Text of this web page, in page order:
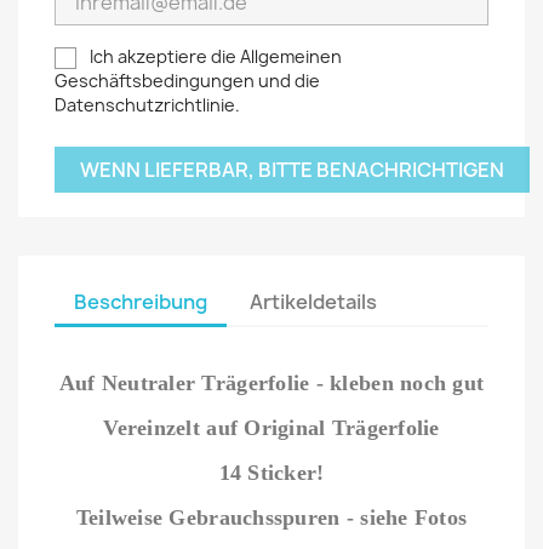
Ich akzeptiere die Allgemeinen
Geschäftsbedingungen und die
Datenschutzrichtlinie.
WENN LIEFERBAR, BITTE BENACHRICHTIGEN
Beschreibung Artikeldetails
Auf Neutraler Trägerfolie - kleben noch gut
Vereinzelt auf Original Trägerfolie
14 Sticker!
Teilweise Gebrauchsspuren - siehe Fotos